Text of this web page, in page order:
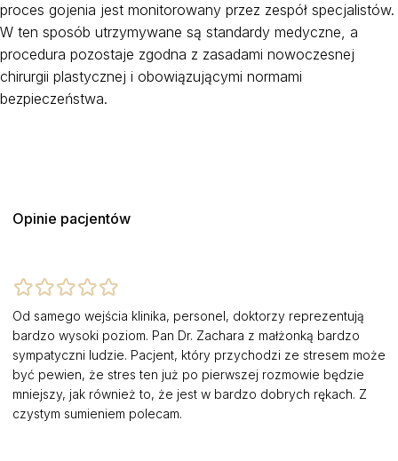
proces gojenia jest monitorowany przez zespół specjalistów.
W ten sposób utrzymywane są standardy medyczne, a
procedura pozostaje zgodna z zasadami nowoczesnej
chirurgii plastycznej i obowiązującymi normami
bezpieczeństwa.
Opinie pacjentów
Od samego wejścia klinika, personel, doktorzy reprezentują
bardzo wysoki poziom. Pan Dr. Zachara z małżonką bardzo
sympatyczni ludzie. Pacjent, który przychodzi ze stresem może
być pewien, że stres ten już po pierwszej rozmowie będzie
mniejszy, jak również to, że jest w bardzo dobrych rękach. Z
czystym sumieniem polecam.